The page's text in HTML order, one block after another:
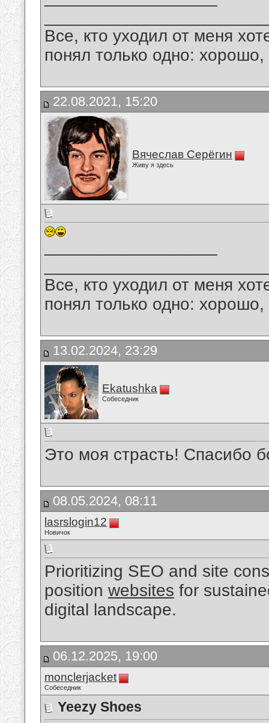
Все, кто уходил от меня
понял только одно:
22.08.2021, 15:20
Вячеслав Серёгин
Живу я здесь
Все, кто уходил от меня
понял только одно:
13.02.2024, 23:29
Ekatushka
Собеседник
Это моя страсть! Спасибо
08.05.2024, 08:11
lasrslogin12
Новичок
Prioritizing SEO and site
position websites for
digital landscape.
06.12.2025, 19:00
monclerjacket
Собеседник
Yeezy Shoes